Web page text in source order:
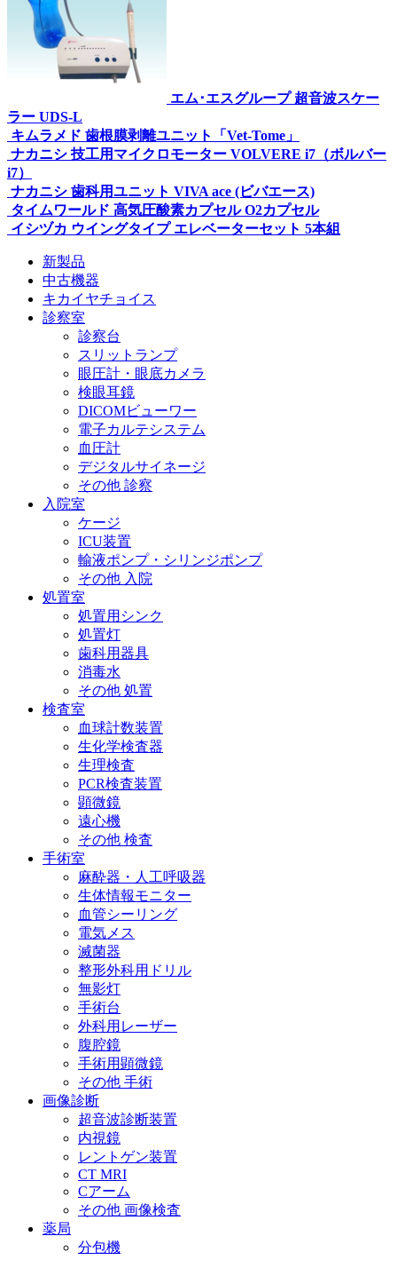
エム･エスグループ 超音波スケー
ラー UDS-L
キムラメド 歯根膜剥離ユニット「Vet-Tome」
ナカニシ 技工用マイクロモーター VOLVERE i7（ボルバー
i7）
ナカニシ 歯科用ユニット VIVA ace (ビバエース)
タイムワールド 高気圧酸素カプセル O2カプセル
イシヅカ ウイングタイプ エレベーターセット 5本組
新製品
中古機器
キカイヤチョイス
診察室
診察台
スリットランプ
眼圧計・眼底カメラ
検眼耳鏡
DICOMビューワー
電子カルテシステム
血圧計
デジタルサイネージ
その他 診察
入院室
ケージ
ICU装置
輸液ポンプ・シリンジポンプ
その他 入院
処置室
処置用シンク
処置灯
歯科用器具
消毒水
その他 処置
検査室
血球計数装置
生化学検査器
生理検査
PCR検査装置
顕微鏡
遠心機
その他 検査
手術室
麻酔器・人工呼吸器
生体情報モニター
血管シーリング
電気メス
滅菌器
整形外科用ドリル
無影灯
手術台
外科用レーザー
腹腔鏡
手術用顕微鏡
その他 手術
画像診断
超音波診断装置
内視鏡
レントゲン装置
CT MRI
Cアーム
その他 画像検査
薬局
分包機